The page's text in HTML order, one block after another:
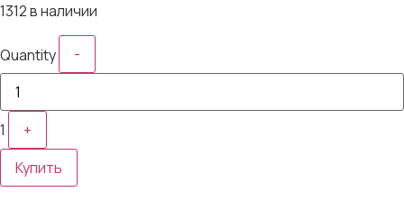
1312 в наличии
Quantity -
1
+
Купить